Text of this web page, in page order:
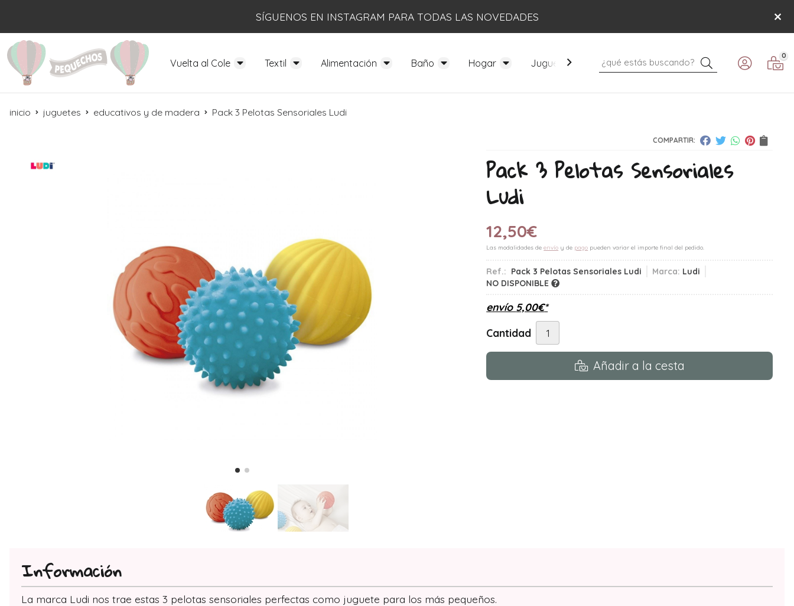
SÍGUENOS EN INSTAGRAM PARA TODAS LAS NOVEDADES
Vuelta al Cole Textil Alimentación Baño Hogar Juguetes Mobiliario Paseo Verano
Buscar 0
inicio juguetes educativos y de madera Pack 3 Pelotas Sensoriales Ludi
COMPARTIR:
Pack 3 Pelotas Sensoriales
Ludi
12,50€
Las modalidades deenvío y de pago pueden variar el importe final del pedido.
Ref.: Pack 3 Pelotas Sensoriales Ludi Marca: Ludi
NO DISPONIBLE
envío 5,00€*
Cantidad
Añadir a la cesta
Información
La marca Ludi nos trae estas 3 pelotas sensoriales perfectas como juguete para los más pequeños.